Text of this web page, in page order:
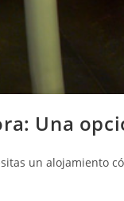
Una
un alojamiento